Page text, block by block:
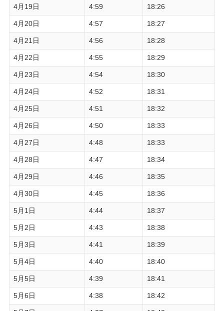
4月19日 4:59 18:26
4月20日 4:57 18:27
4月21日 4:56 18:28
4月22日 4:55 18:29
4月23日 4:54 18:30
4月24日 4:52 18:31
4月25日 4:51 18:32
4月26日 4:50 18:33
4月27日 4:48 18:33
4月28日 4:47 18:34
4月29日 4:46 18:35
4月30日 4:45 18:36
5月1日 4:44 18:37
5月2日 4:43 18:38
5月3日 4:41 18:39
5月4日 4:40 18:40
5月5日 4:39 18:41
5月6日 4:38 18:42